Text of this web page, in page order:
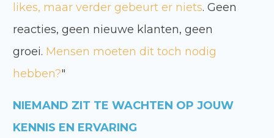
likes, maar verder gebeurt er niets. Geen
reacties, geen nieuwe klanten, geen
groei. Mensen moeten dit toch nodig
hebben?"
NIEMAND ZIT TE WACHTEN OP JOUW
KENNIS EN ERVARING